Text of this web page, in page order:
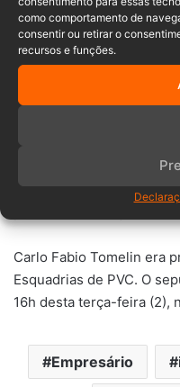
como comportamento de
consentir ou retirar o
recursos e funções.
hospital, Carlo Fabio
grave, intubado e com
esforços da equipe
A ocorrência foi
e lesão corporal. A partir
responsável por
as circunstâncias do
Carlo Fabio Tomelin era
Esquadrias de PVC. O
16h desta terça-feira (2),
Empresário